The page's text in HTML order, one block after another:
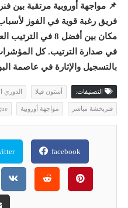
📌 مواجهة أوروبية مرتقبة بين
فريق رغبة قوية في الفوز
مكان بين أفضل 8 في
في صدارة الترتيب. كل
بالتسجيل والإثارة في عاصمة
التصنيفات: أستون فيلا الدوري
فنربخشة مباشر مواجهة أوروبية
facebook